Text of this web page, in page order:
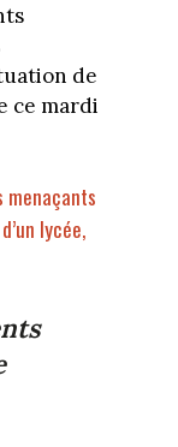
de
ce mardi
menaçants
lycée,